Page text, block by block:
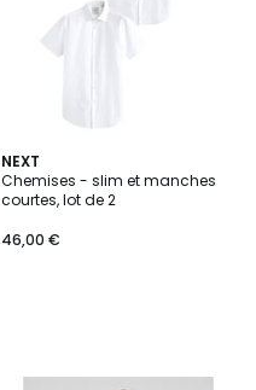
NEXT
Chemises - slim et manches
courtes, lot de 2
46,00 €